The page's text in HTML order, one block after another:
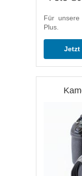
Für
Plus.
Jetzt